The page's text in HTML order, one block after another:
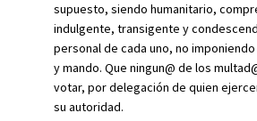
supuesto, siendo humanitario,
indulgente, transigente y
personal de cada uno, no
y mando. Que ningun@ de los
votar, por delegación de quien
su autoridad.